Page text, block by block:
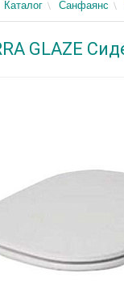
Каталог Санфаянс
GLAZE